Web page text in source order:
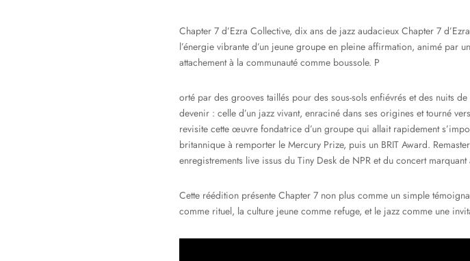
Chapter 7 d’Ezra Collective, dix ans de jazz audacieux Chapter 7
l’énergie vibrante d’un jeune groupe en pleine affirmation, animé par
attachement à la communauté comme boussole. P
orté par des grooves taillés pour des sous-sols enfiévrés et des nuits
devenir : celle d’un jazz vivant, enraciné dans ses origines et tourné
revisite cette œuvre fondatrice d’un groupe qui allait rapidement
britannique à remporter le Mercury Prize, puis un BRIT Award.
enregistrements live issus du Tiny Desk de NPR et du concert
Cette réédition présente Chapter 7 non plus comme un simple
comme rituel, la culture jeune comme refuge, et le jazz comme une